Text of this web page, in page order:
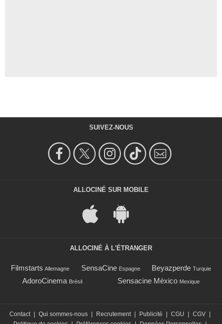
SUIVEZ-NOUS
ALLOCINÉ SUR MOBILE
ALLOCINÉ À L'ÉTRANGER
Filmstarts Allemagne SensaCine Espagne Beyazperde Turquie
AdoroCinema Brésil Sensacine México Mexique
Contact | Qui sommes-nous | Recrutement | Publicité | CGU | CGV |